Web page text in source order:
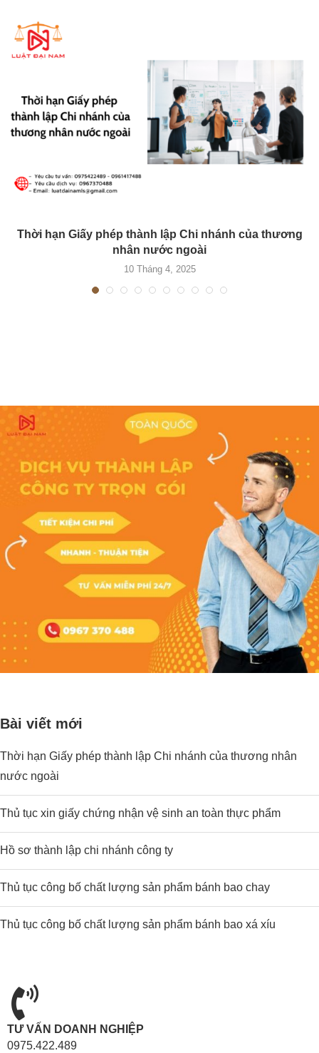
Thời hạn Giấy phép thành lập Chi nhánh của thương
nhân nước ngoài
10 Tháng 4, 2025
Bài viết mới
Thời hạn Giấy phép thành lập Chi nhánh của thương nhân
nước ngoài
Thủ tục xin giấy chứng nhận vệ sinh an toàn thực phẩm
Hồ sơ thành lập chi nhánh công ty
Thủ tục công bố chất lượng sản phẩm bánh bao chay
Thủ tục công bố chất lượng sản phẩm bánh bao xá xíu
TƯ VẤN DOANH NGHIỆP
0975.422.489